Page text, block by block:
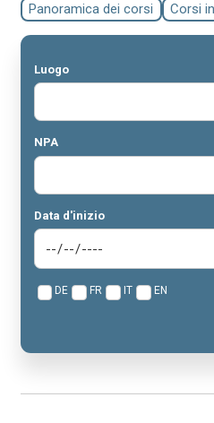
Panoramica dei corsi Corsi
Luogo
NPA
Data d'inizio
DE FR IT EN